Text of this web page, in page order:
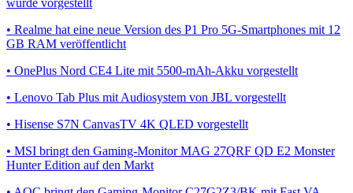
• Realme hat eine neue Version des P1 Pro 5G-Smartphones mit 12
GB RAM veröffentlicht
• OnePlus Nord CE4 Lite mit 5500-mAh-Akku vorgestellt
• Lenovo Tab Plus mit Audiosystem von JBL vorgestellt
• Hisense S7N CanvasTV 4K QLED vorgestellt
• MSI bringt den Gaming-Monitor MAG 27QRF QD E2 Monster
Hunter Edition auf den Markt